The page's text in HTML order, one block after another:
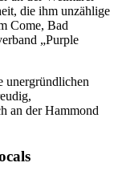
die ihm unzählige
Come, Bad
„Purple
unergründlichen
an der Hammond